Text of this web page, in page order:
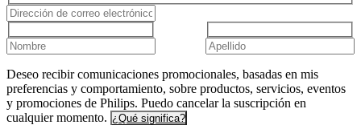
Deseo recibir comunicaciones promocionales, basadas en mis
preferencias y comportamiento, sobre productos, servicios, eventos
y promociones de Philips. Puedo cancelar la suscripción en
cualquier momento. ¿Qué significa?